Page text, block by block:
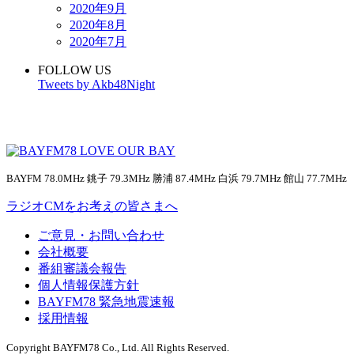
2020年9月
2020年8月
2020年7月
FOLLOW US
Tweets by Akb48Night
BAYFM 78.0MHz 銚子 79.3MHz 勝浦 87.4MHz 白浜 79.7MHz 館山 77.7MHz
ラジオCMをお考えの皆さまへ
ご意見・お問い合わせ
会社概要
番組審議会報告
個人情報保護方針
BAYFM78 緊急地震速報
採用情報
Copyright BAYFM78 Co., Ltd. All Rights Reserved.